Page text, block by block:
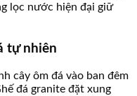
lọc nước hiện đại giữ
tự nhiên
cây ôm đá vào ban đêm
đá granite đặt xung